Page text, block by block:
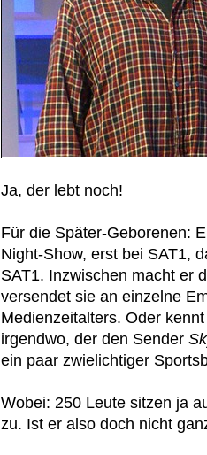
Ja, der lebt noch!
Für die Später-Geborenen:
Night-Show, erst bei SAT1,
SAT1. Inzwischen macht er
versendet sie an einzelne
Medienzeitalters. Oder
irgendwo, der den Sender
ein paar zwielichtiger
Wobei: 250 Leute sitzen ja
zu. Ist er also doch nicht